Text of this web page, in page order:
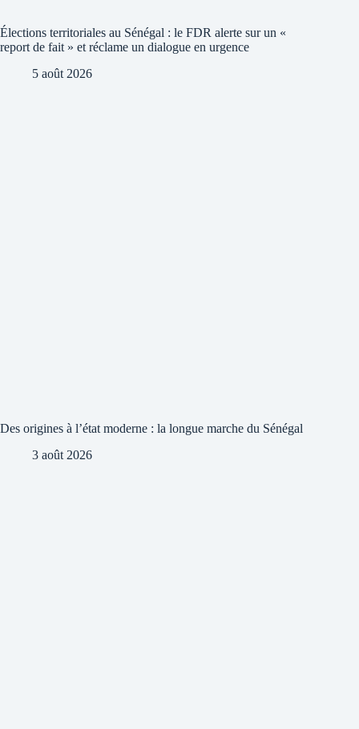
Élections territoriales au Sénégal : le FDR alerte sur un «
report de fait » et réclame un dialogue en urgence
5 août 2026
Des origines à l’état moderne : la longue marche du Sénégal
3 août 2026